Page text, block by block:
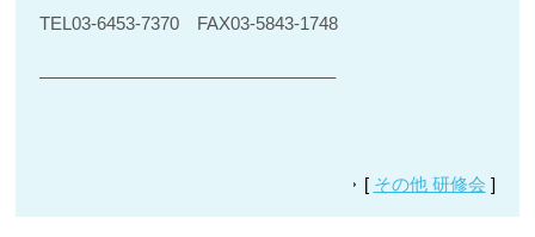
TEL03-6453-7370 FAX03-5843-1748
————————————————–
[ その他 研修会 ]